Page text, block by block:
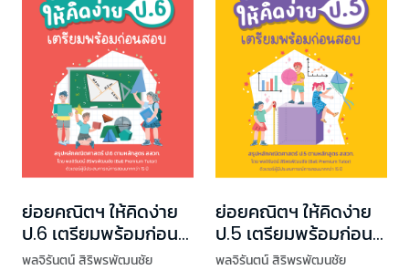
ย่อยคณิตฯ ให้คิดง่าย
ป.6 เตรียมพร้อมก่อน
สอบ
พลจิรันตน์ สิริพรพัฒนชัย
ย่อยคณิตฯ ให้คิดง่าย
ป.5 เตรียมพร้อมก่อน
สอบ
พลจิรันตน์ สิริพรพัฒนชัย